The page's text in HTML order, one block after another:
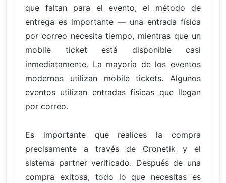
que faltan para el evento, el método de
entrega es importante — una entrada física
por correo necesita tiempo, mientras que un
mobile ticket está disponible casi
inmediatamente. La mayoría de los eventos
modernos utilizan mobile tickets. Algunos
eventos utilizan entradas físicas que llegan
por correo.
Es importante que realices la compra
precisamente a través de Cronetik y el
sistema partner verificado. Después de una
compra exitosa, todo lo que necesitas es